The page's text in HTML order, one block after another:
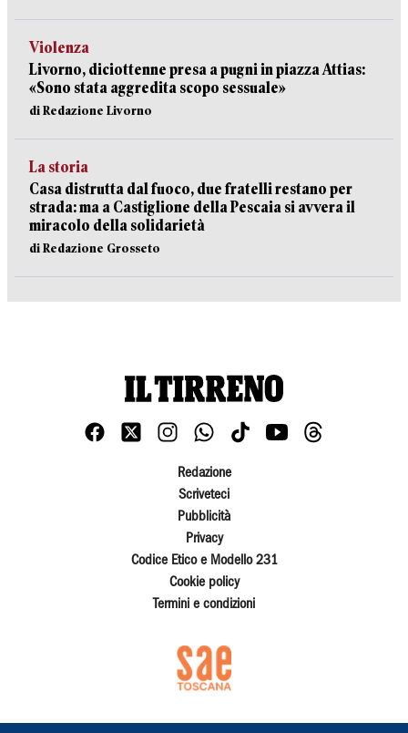
Violenza
Livorno, diciottenne presa a pugni in piazza Attias:
«Sono stata aggredita scopo sessuale»
di Redazione Livorno
La storia
Casa distrutta dal fuoco, due fratelli restano per
strada: ma a Castiglione della Pescaia si avvera il
miracolo della solidarietà
di Redazione Grosseto
Redazione
Scriveteci
Pubblicità
Privacy
Codice Etico e Modello 231
Cookie policy
Termini e condizioni